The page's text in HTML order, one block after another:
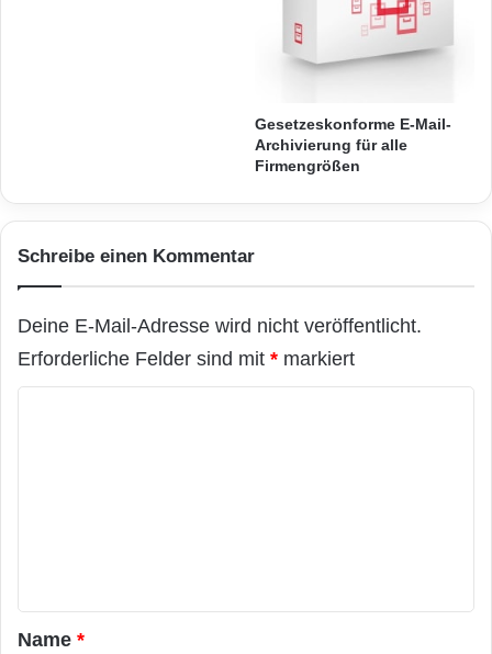
Hardware
Informationstechnik Internet ITK
a
k
Gesetzeskonforme E-Mail-
Archivierung für alle
Firmengrößen
Schreibe einen Kommentar
Deine E-Mail-Adresse wird nicht veröffentlicht.
Erforderliche Felder sind mit * markiert
a
Name *